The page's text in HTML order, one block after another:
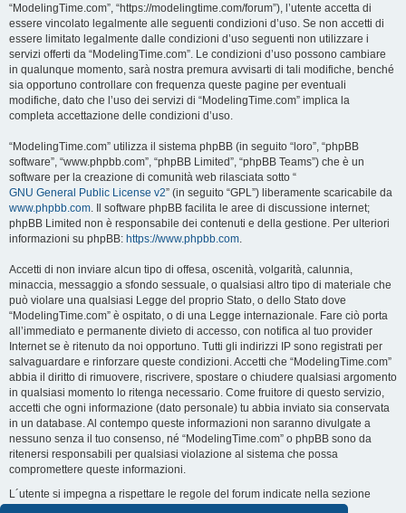
“ModelingTime.com”, “https://modelingtime.com/forum”), l’utente accetta di
essere vincolato legalmente alle seguenti condizioni d’uso. Se non accetti di
essere limitato legalmente dalle condizioni d’uso seguenti non utilizzare i
servizi offerti da “ModelingTime.com”. Le condizioni d’uso possono cambiare
in qualunque momento, sarà nostra premura avvisarti di tali modifiche, benché
sia opportuno controllare con frequenza queste pagine per eventuali
modifiche, dato che l’uso dei servizi di “ModelingTime.com” implica la
completa accettazione delle condizioni d’uso.
“ModelingTime.com” utilizza il sistema phpBB (in seguito “loro”, “phpBB
software”, “www.phpbb.com”, “phpBB Limited”, “phpBB Teams”) che è un
software per la creazione di comunità web rilasciata sotto “
GNU General Public License v2” (in seguito “GPL”) liberamente scaricabile da
www.phpbb.com. Il software phpBB facilita le aree di discussione internet;
phpBB Limited non è responsabile dei contenuti e della gestione. Per ulteriori
informazioni su phpBB: https://www.phpbb.com.
Accetti di non inviare alcun tipo di offesa, oscenità, volgarità, calunnia,
minaccia, messaggio a sfondo sessuale, o qualsiasi altro tipo di materiale che
può violare una qualsiasi Legge del proprio Stato, o dello Stato dove
“ModelingTime.com” è ospitato, o di una Legge internazionale. Fare ciò porta
all’immediato e permanente divieto di accesso, con notifica al tuo provider
Internet se è ritenuto da noi opportuno. Tutti gli indirizzi IP sono registrati per
salvaguardare e rinforzare queste condizioni. Accetti che “ModelingTime.com”
abbia il diritto di rimuovere, riscrivere, spostare o chiudere qualsiasi argomento
in qualsiasi momento lo ritenga necessario. Come fruitore di questo servizio,
accetti che ogni informazione (dato personale) tu abbia inviato sia conservata
in un database. Al contempo queste informazioni non saranno divulgate a
nessuno senza il tuo consenso, né “ModelingTime.com” o phpBB sono da
ritenersi responsabili per qualsiasi violazione al sistema che possa
compromettere queste informazioni.
L´utente si impegna a rispettare le regole del forum indicate nella sezione